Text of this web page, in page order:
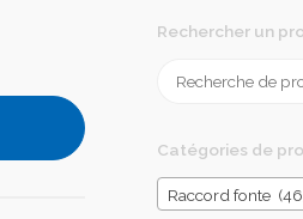
Rechercher un
pour :
Catégories de
Raccord fonte